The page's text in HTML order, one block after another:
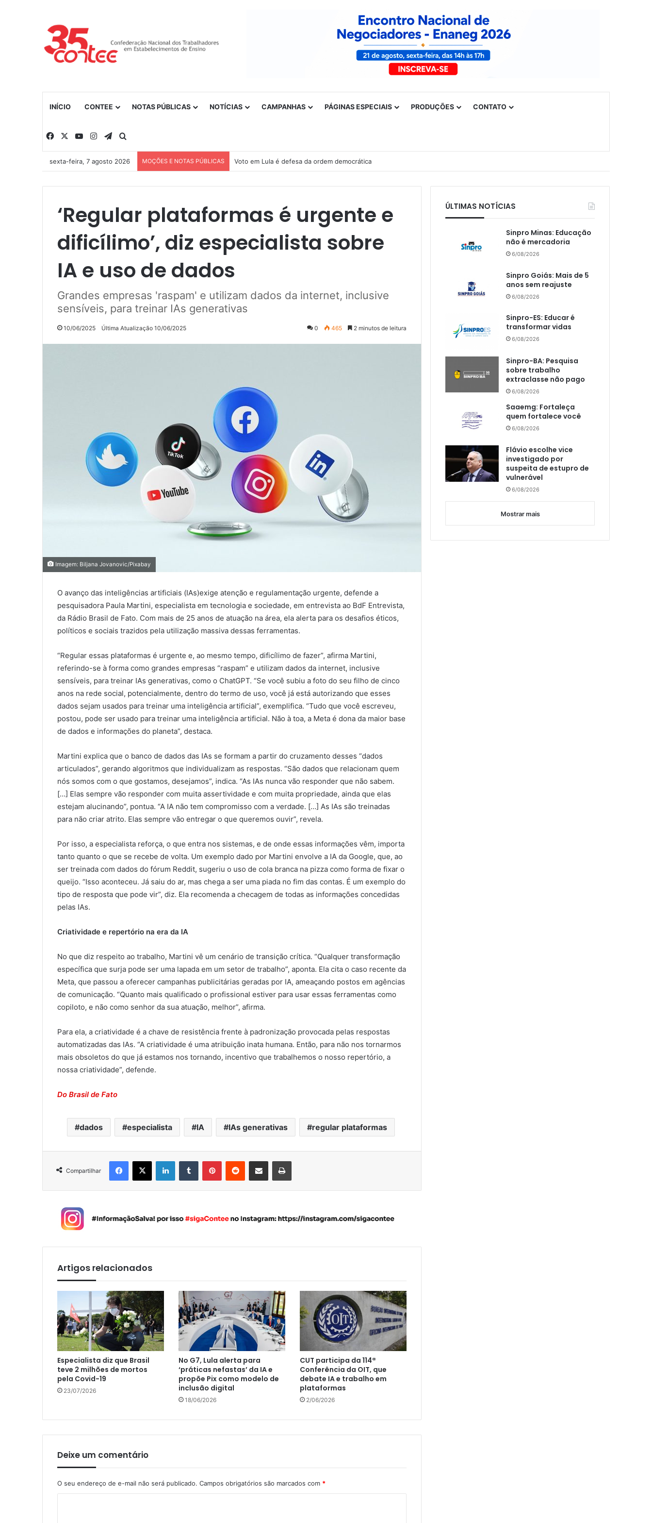
INÍCIO CONTEE NOTAS PÚBLICAS NOTÍCIAS CAMPANHAS PÁGINAS ESPECIAIS PRODUÇÕES CONTATO
Facebook YouTubeInstagramTelegram
sexta-feira, 7 agosto 2026 MOÇÕES E NOTAS PÚBLICAS Voto em Lula é defesa da ordem democrática
‘Regular plataformas é urgente e
dificílimo’, diz especialista sobre
IA e uso de dados
Grandes empresas 'raspam' e utilizam dados da internet, inclusive
sensíveis, para treinar IAs generativas
10/06/2025 Última Atualização 10/06/2025 0 465 2 minutos de leitura
Imagem: Biljana Jovanovic/Pixabay
O avanço das inteligências artificiais (IAs)exige atenção e regulamentação urgente, defende a
pesquisadora Paula Martini, especialista em tecnologia e sociedade, em entrevista ao BdF Entrevista,
da Rádio Brasil de Fato. Com mais de 25 anos de atuação na área, ela alerta para os desafios éticos,
políticos e sociais trazidos pela utilização massiva dessas ferramentas.
“Regular essas plataformas é urgente e, ao mesmo tempo, dificílimo de fazer”, afirma Martini,
referindo-se à forma como grandes empresas “raspam” e utilizam dados da internet, inclusive
sensíveis, para treinar IAs generativas, como o ChatGPT. “Se você subiu a foto do seu filho de cinco
anos na rede social, potencialmente, dentro do termo de uso, você já está autorizando que esses
dados sejam usados para treinar uma inteligência artificial”, exemplifica. “Tudo que você escreveu,
postou, pode ser usado para treinar uma inteligência artificial. Não à toa, a Meta é dona da maior base
de dados e informações do planeta”, destaca.
Martini explica que o banco de dados das IAs se formam a partir do cruzamento desses “dados
articulados”, gerando algoritmos que individualizam as respostas. “São dados que relacionam quem
nós somos com o que gostamos, desejamos”, indica. “As IAs nunca vão responder que não sabem.
[…] Elas sempre vão responder com muita assertividade e com muita propriedade, ainda que elas
estejam alucinando”, pontua. “A IA não tem compromisso com a verdade. […] As IAs são treinadas
para não criar atrito. Elas sempre vão entregar o que queremos ouvir”, revela.
Por isso, a especialista reforça, o que entra nos sistemas, e de onde essas informações vêm, importa
tanto quanto o que se recebe de volta. Um exemplo dado por Martini envolve a IA da Google, que, ao
ser treinada com dados do fórum Reddit, sugeriu o uso de cola branca na pizza como forma de fixar o
queijo. “Isso aconteceu. Já saiu do ar, mas chega a ser uma piada no fim das contas. É um exemplo do
tipo de resposta que pode vir”, diz. Ela recomenda a checagem de todas as informações concedidas
pelas IAs.
Criatividade e repertório na era da IA
No que diz respeito ao trabalho, Martini vê um cenário de transição crítica. “Qualquer transformação
específica que surja pode ser uma lapada em um setor de trabalho”, aponta. Ela cita o caso recente da
Meta, que passou a oferecer campanhas publicitárias geradas por IA, ameaçando postos em agências
de comunicação. “Quanto mais qualificado o profissional estiver para usar essas ferramentas como
copiloto, e não como senhor da sua atuação, melhor”, afirma.
Para ela, a criatividade é a chave de resistência frente à padronização provocada pelas respostas
automatizadas das IAs. “A criatividade é uma atribuição inata humana. Então, para não nos tornarmos
mais obsoletos do que já estamos nos tornando, incentivo que trabalhemos o nosso repertório, a
nossa criatividade”, defende.
Do Brasil de Fato
dados especialista IA IAs generativas regular plataformas
Compartilhar
Artigos relacionados
Especialista diz que Brasil
teve 2 milhões de mortos
pela Covid-19
23/07/2026
No G7, Lula alerta para
‘práticas nefastas’ da IA e
propõe Pix como modelo de
inclusão digital
18/06/2026
CUT participa da 114ª
Conferência da OIT, que
debate IA e trabalho em
plataformas
2/06/2026
Deixe um comentário
O seu endereço de e-mail não será publicado. Campos obrigatórios são marcados com *
ÚLTIMAS NOTÍCIAS
Sinpro Minas: Educação
não é mercadoria
6/08/2026
Sinpro Goiás: Mais de 5
anos sem reajuste
6/08/2026
Sinpro-ES: Educar é
transformar vidas
6/08/2026
Sinpro-BA: Pesquisa
sobre trabalho
extraclasse não pago
6/08/2026
Saaemg: Fortaleça
quem fortalece você
6/08/2026
Flávio escolhe vice
investigado por
suspeita de estupro de
vulnerável
6/08/2026
Mostrar mais